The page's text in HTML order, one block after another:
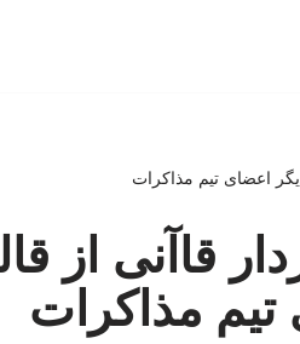
اعضای تیم مذاکرات
قاآنی از
مذاکرات